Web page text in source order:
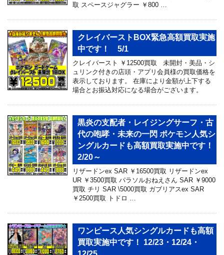
取 スペースジャグラー ￥800 …
クレイバーストBOX緊急高額買取実施
中です！ 5/1
クレイバースト ￥12500買取 未開封・美品・シ
ュリンク付きの店頭・アプリ会員様の買取価格を
表示しております。 在庫により金額が上下する
場合とお振込対応になる場合がございます。
黒炎の支配者・レイジングサーフ・古
代の咆哮・未来の一閃 ポケモン人気シ
ングルカードも高額買取実施中です！
2/20～
リザードンex SAR ￥16500買取 リザードンex
UR ￥3500買取 パラソルおねえさん SAR ￥9000
買取 チリ SAR \5000買取 ガブリアスex SAR
￥2500買取 トドロ …
ワンピース人気シングルカードも高額
買取実施中です！ 12/23・12/24・